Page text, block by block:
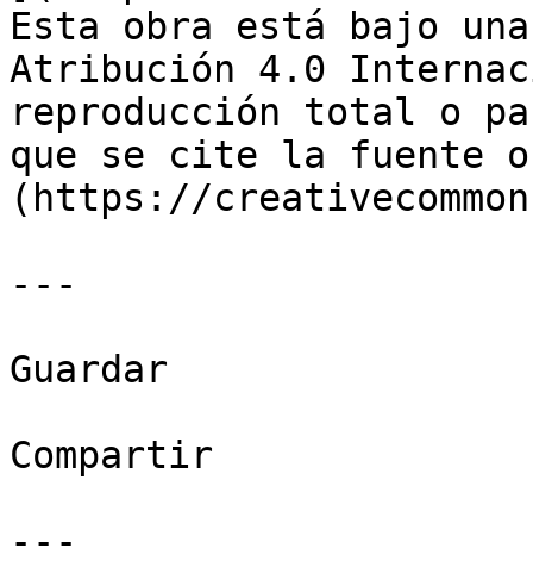
Esta obra está bajo
Atribución 4.0
reproducción total o
que se cite la fuente
(https://
---
Guardar
Compartir
---